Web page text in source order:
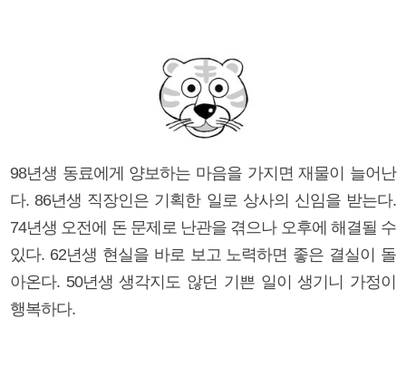
98년생 동료에게 양보하는 마음을 가지면 재물이 늘어난
다. 86년생 직장인은 기획한 일로 상사의 신임을 받는다.
74년생 오전에 돈 문제로 난관을 겪으나 오후에 해결될 수
있다. 62년생 현실을 바로 보고 노력하면 좋은 결실이 돌
아온다. 50년생 생각지도 않던 기쁜 일이 생기니 가정이
행복하다.